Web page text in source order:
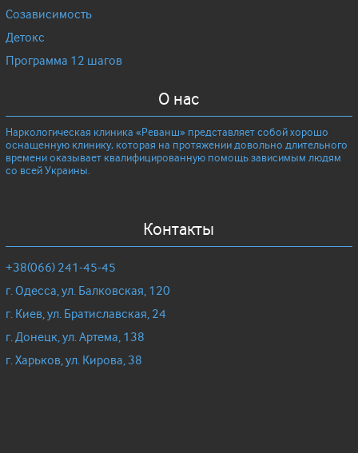
Созависимость
Детокс
Программа 12 шагов
О нас
Наркологическая клиника «Реванш» представляет собой хорошо
оснащенную клинику, которая на протяжении довольно длительного
времени оказывает квалифицированную помощь зависимым людям
со всей Украины.
Контакты
+38(066) 241-45-45
г. Одесса, ул. Балковская, 120
г. Киев, ул. Братиславская, 24
г. Донецк, ул. Артема, 138
г. Харьков, ул. Кирова, 38